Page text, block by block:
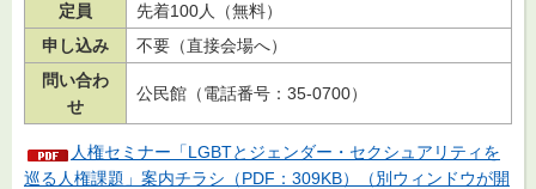
定員
先着100人（無料）
申し込み
不要（直接会場へ）
問い合わ
せ
公民館（電話番号：35-0700）
人権セミナー「LGBTとジェンダー・セクシュアリティを
巡る人権課題」案内チラシ（PDF：309KB）（別ウィンドウが開